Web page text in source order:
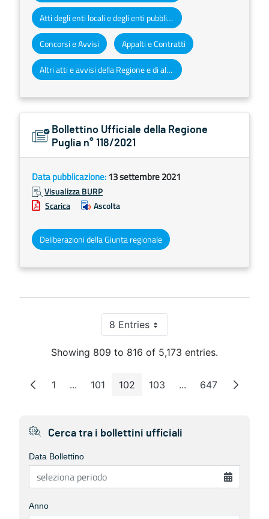
Atti degli enti locali e degli enti pubblici e privati
Concorsi e Avvisi Appalti e Contratti
Altri atti e avvisi della Regione e di altri enti pubblici che interessano la collettività regionale
Bollettino Ufficiale della Regione
Puglia n° 118/2021
Data pubblicazione:13 settembre 2021
Visualizza BURP
Scarica
Ascolta
Deliberazioni della Giunta regionale
8 EntriesPer Page
Showing 809 to 816 of 5,173 entries.
Page
1 ...Intermediate Pages
Page
101 Page
102 Page
103 ...Intermediate Pages
Page
647
Cerca tra i bollettini ufficiali
Data Bollettino
Anno